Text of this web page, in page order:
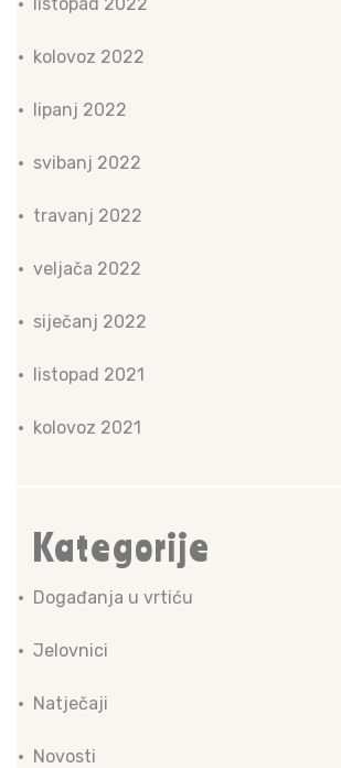
kolovoz 2022
lipanj 2022
svibanj 2022
travanj 2022
veljača 2022
siječanj 2022
listopad 2021
kolovoz 2021
Kategorije
Događanja u vrtiću
Jelovnici
Natječaji
Novosti